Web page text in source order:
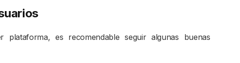
plataforma, es recomendable seguir algunas buenas